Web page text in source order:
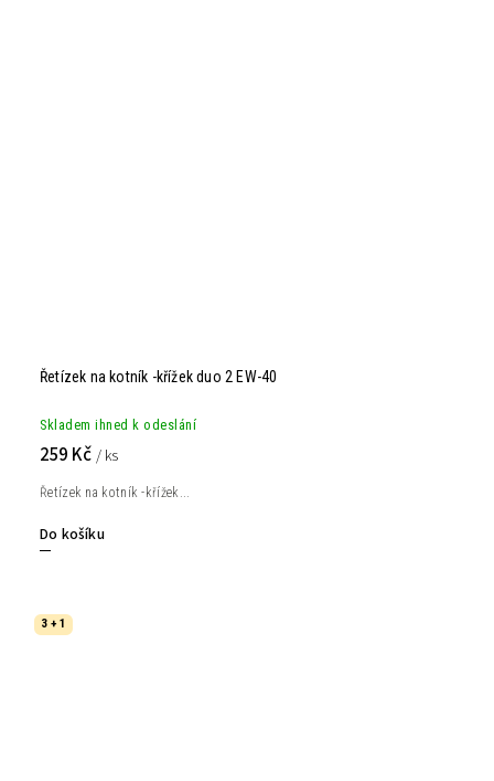
Řetízek na kotník -křížek duo 2 EW-40
Skladem ihned k odeslání
259 Kč / ks
Do košíku
Řetízek na kotník -křížek...
3 + 1